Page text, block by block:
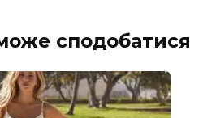
сподобатися